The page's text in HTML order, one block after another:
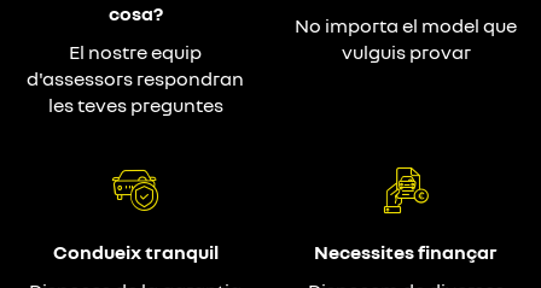
cosa?
El nostre equip
d'assessors respondran
les teves preguntes
No importa el model que
vulguis provar
Condueix tranquil
Necessites finançar